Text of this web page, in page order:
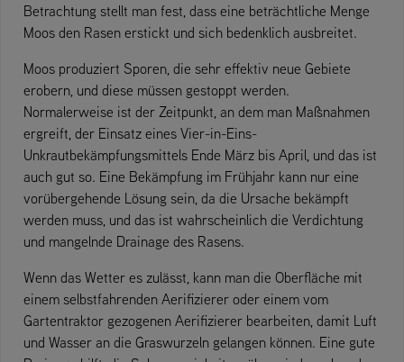
Betrachtung stellt man fest, dass eine beträchtliche Menge
Moos den Rasen erstickt und sich bedenklich ausbreitet.
Moos produziert Sporen, die sehr effektiv neue Gebiete
erobern, und diese müssen gestoppt werden.
Normalerweise ist der Zeitpunkt, an dem man Maßnahmen
ergreift, der Einsatz eines Vier-in-Eins-
Unkrautbekämpfungsmittels Ende März bis April, und das ist
auch gut so. Eine Bekämpfung im Frühjahr kann nur eine
vorübergehende Lösung sein, da die Ursache bekämpft
werden muss, und das ist wahrscheinlich die Verdichtung
und mangelnde Drainage des Rasens.
Wenn das Wetter es zulässt, kann man die Oberfläche mit
einem selbstfahrenden Aerifizierer oder einem vom
Gartentraktor gezogenen Aerifizierer bearbeiten, damit Luft
und Wasser an die Graswurzeln gelangen können. Eine gute